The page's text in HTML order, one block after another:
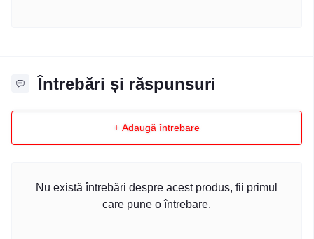
Întrebări și răspunsuri
+ Adaugă întrebare
Nu există întrebări despre acest produs, fii primul
care pune o întrebare.